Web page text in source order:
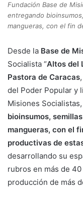
Fundación Base de
entregando
mangueras, con el fin
Desde la Base de
Socialista “Altos del
Pastora de Caracas
del Poder Popular y
Misiones
bioinsumos,
mangueras, con el
productivas de
desarrollando su
rubros en más de
producción de más